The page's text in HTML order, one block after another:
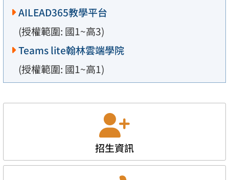
AILEAD365教學平台
(授權範圍: 國1~高3)
Teams lite翰林雲端學院
(授權範圍: 國1~高1)
招生資訊